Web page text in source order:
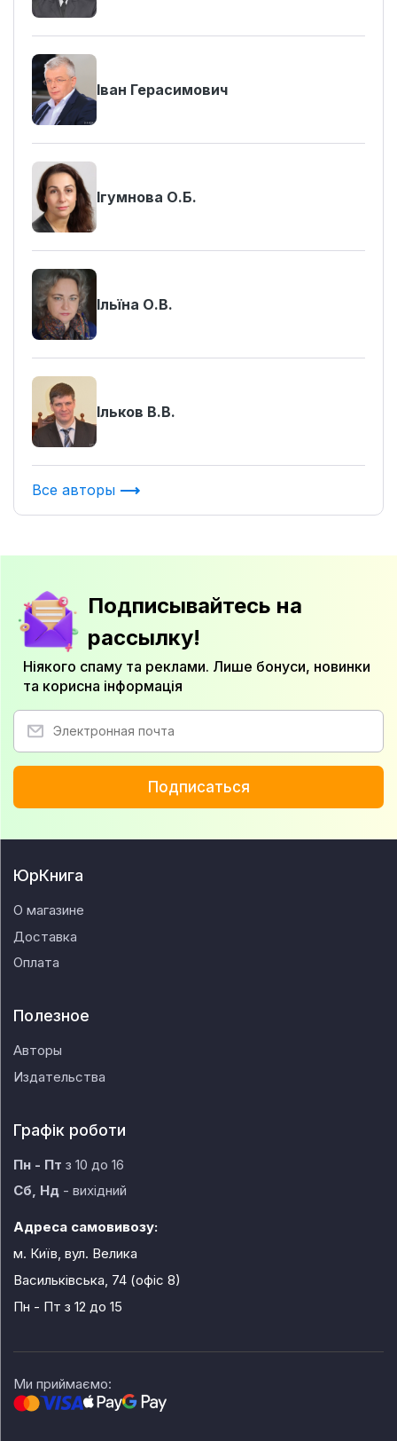
Іван Герасимович
Ігумнова О.Б.
Ільїна О.В.
Ільков В.В.
Все авторы
Подписывайтесь на
рассылку!
Ніякого спаму та реклами. Лише бонуси, новинки
та корисна інформація
Подписаться
ЮрКнига
О магазине
Доставка
Оплата
Полезное
Авторы
Издательства
Графік роботи
Пн - Пт з 10 до 16
Сб, Нд - вихідний
Адреса самовивозу:
м. Київ, вул. Велика
Васильківська, 74 (офіс 8)
Пн - Пт з 12 до 15
Ми приймаємо: